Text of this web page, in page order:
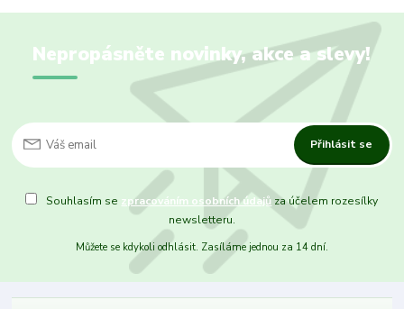
Nepropásněte novinky, akce a slevy!
Přihlásit se
Souhlasím se zpracováním osobních údajů za účelem rozesílky
newsletteru.
Můžete se kdykoli odhlásit. Zasíláme jednou za 14 dní.